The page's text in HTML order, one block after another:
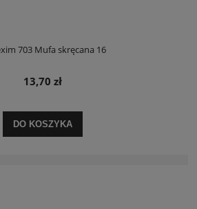
703 Mufa skręcana 16
13,70 zł
DO KOSZYKA